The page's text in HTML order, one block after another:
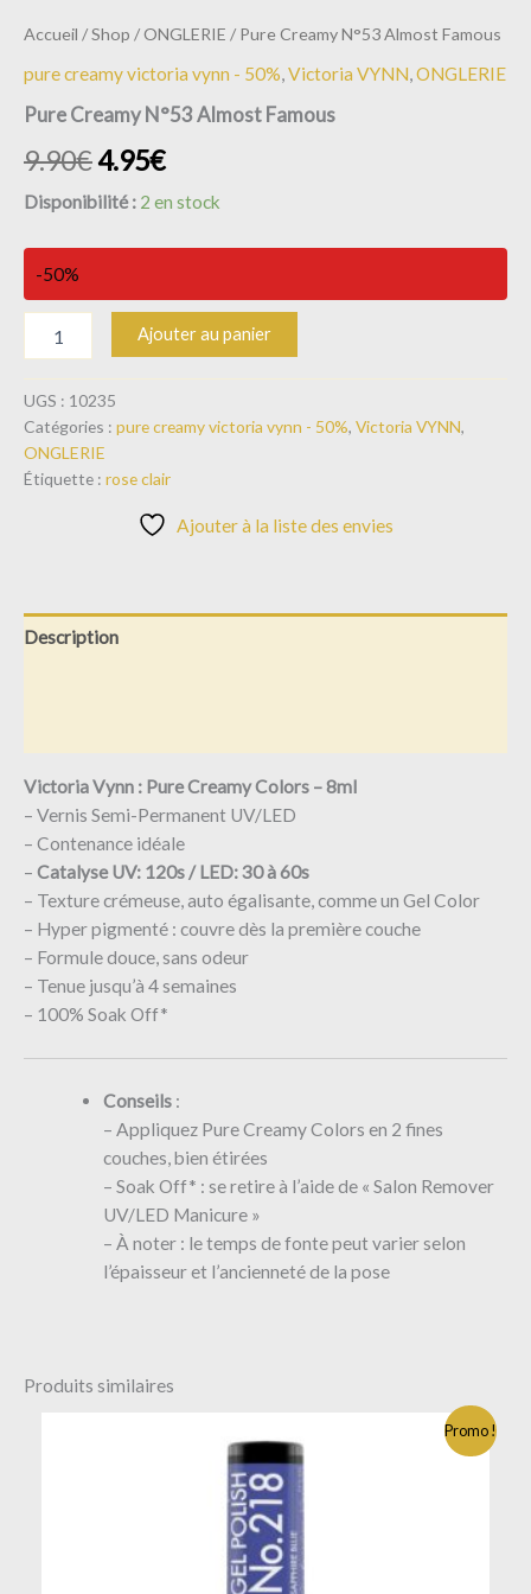
Accueil /Shop /ONGLERIE / Pure Creamy N°53 Almost Famous
pure creamy victoria vynn - 50%,Victoria VYNN,ONGLERIE
Pure Creamy N°53 Almost Famous
9.90€4.95€
Disponibilité : 2 en stock
-50%
Ajouter au panier
UGS : 10235
Catégories : pure creamy victoria vynn - 50%, Victoria VYNN,
ONGLERIE
Étiquette : rose clair
Ajouter à la liste des envies
Description
Victoria Vynn : Pure Creamy Colors – 8ml
– Vernis Semi-Permanent UV/LED
– Contenance idéale
– Catalyse UV: 120s / LED: 30 à 60s
– Texture crémeuse, auto égalisante, comme un Gel Color
– Hyper pigmenté : couvre dès la première couche
– Formule douce, sans odeur
– Tenue jusqu’à 4 semaines
– 100% Soak Off*
Conseils :
– Appliquez Pure Creamy Colors en 2 fines
couches, bien étirées
– Soak Off* : se retire à l’aide de « Salon Remover
UV/LED Manicure »
– À noter : le temps de fonte peut varier selon
l’épaisseur et l’ancienneté de la pose
Produits similaires
Promo !